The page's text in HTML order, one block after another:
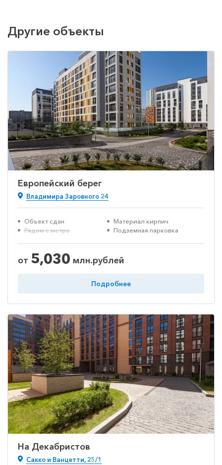
Другие объекты
Европейский берег
Владимира Заровного 24
Объект сдан
Материал кирпич
Рядом с метро
Подземная парковка
от 5,030 млн.рублей
Подробнее
На Декабристов
Сакко и Ванцетти, 25/1